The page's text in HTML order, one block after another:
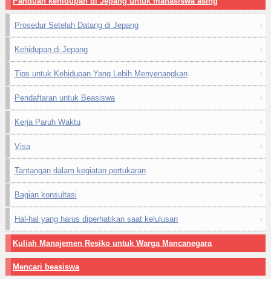
Prosedur Setelah Datang di Jepang
Kehidupan di Jepang
Tips untuk Kehidupan Yang Lebih Menyenangkan
Pendaftaran untuk Beasiswa
Kerja Paruh Waktu
Visa
Tantangan dalam kegiatan pertukaran
Bagian konsultasi
Hal-hal yang harus diperhatikan saat kelulusan
Kuliah Manajemen Resiko untuk Warga Mancanegara
Mencari beasiswa